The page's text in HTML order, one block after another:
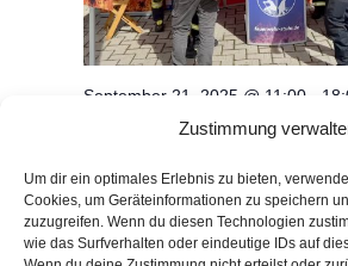
Zustimmung
Um dir ein optimales Erlebnis zu bieten,
Cookies, um Geräteinformationen zu speichern
zuzugreifen. Wenn du diesen Technologien
wie das Surfverhalten oder eindeutige IDs auf
September 21, 2025 @ 11:00
Die Ortsfeuerwehr
Brinkum, Syker StraßeSyker